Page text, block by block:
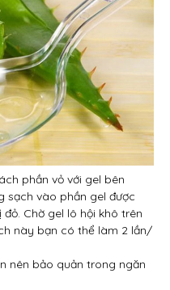
phần vỏ với gel bên
sạch vào phần gel được
Chờ gel lô hội khô trên
này bạn có thể làm 2 lần/
nên bảo quản trong ngăn